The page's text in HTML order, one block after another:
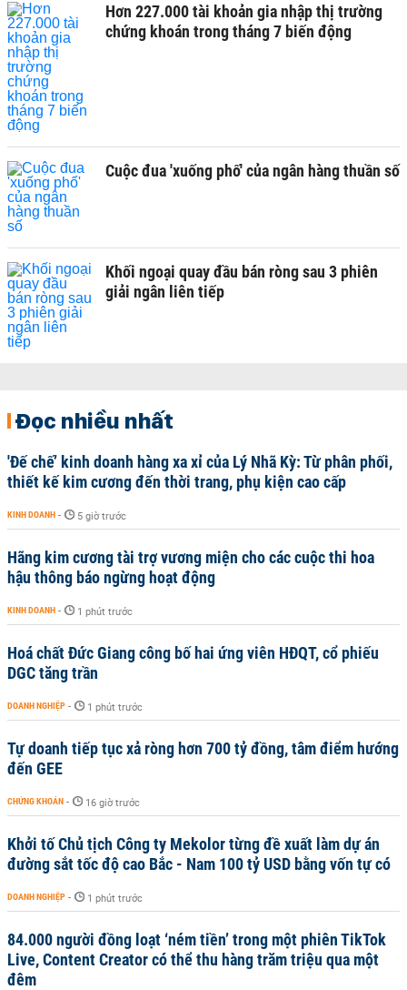
Hơn 227.000 tài khoản gia nhập thị trường
chứng khoán trong tháng 7 biến động
Cuộc đua 'xuống phố' của ngân hàng thuần số
Khối ngoại quay đầu bán ròng sau 3 phiên
giải ngân liên tiếp
Đọc nhiều nhất
'Đế chế’ kinh doanh hàng xa xỉ của Lý Nhã Kỳ: Từ phân phối,
thiết kế kim cương đến thời trang, phụ kiện cao cấp
KINH DOANH - 5 giờ trước
Hãng kim cương tài trợ vương miện cho các cuộc thi hoa
hậu thông báo ngừng hoạt động
KINH DOANH - 1 phút trước
Hoá chất Đức Giang công bố hai ứng viên HĐQT, cổ phiếu
DGC tăng trần
DOANH NGHIỆP - 1 phút trước
Tự doanh tiếp tục xả ròng hơn 700 tỷ đồng, tâm điểm hướng
đến GEE
CHỨNG KHOÁN - 16 giờ trước
Khởi tố Chủ tịch Công ty Mekolor từng đề xuất làm dự án
đường sắt tốc độ cao Bắc - Nam 100 tỷ USD bằng vốn tự có
DOANH NGHIỆP - 1 phút trước
84.000 người đồng loạt ‘ném tiền’ trong một phiên TikTok
Live, Content Creator có thể thu hàng trăm triệu qua một
đêm